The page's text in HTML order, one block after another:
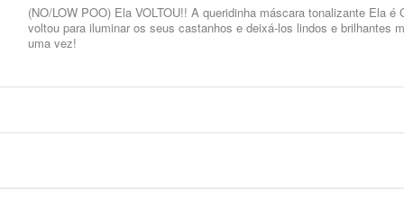
(NO/LOW POO) Ela VOLTOU!! A queridinha máscara tonalizante Ela é
voltou para iluminar os seus castanhos e deixá-los lindos e brilhantes
uma vez!